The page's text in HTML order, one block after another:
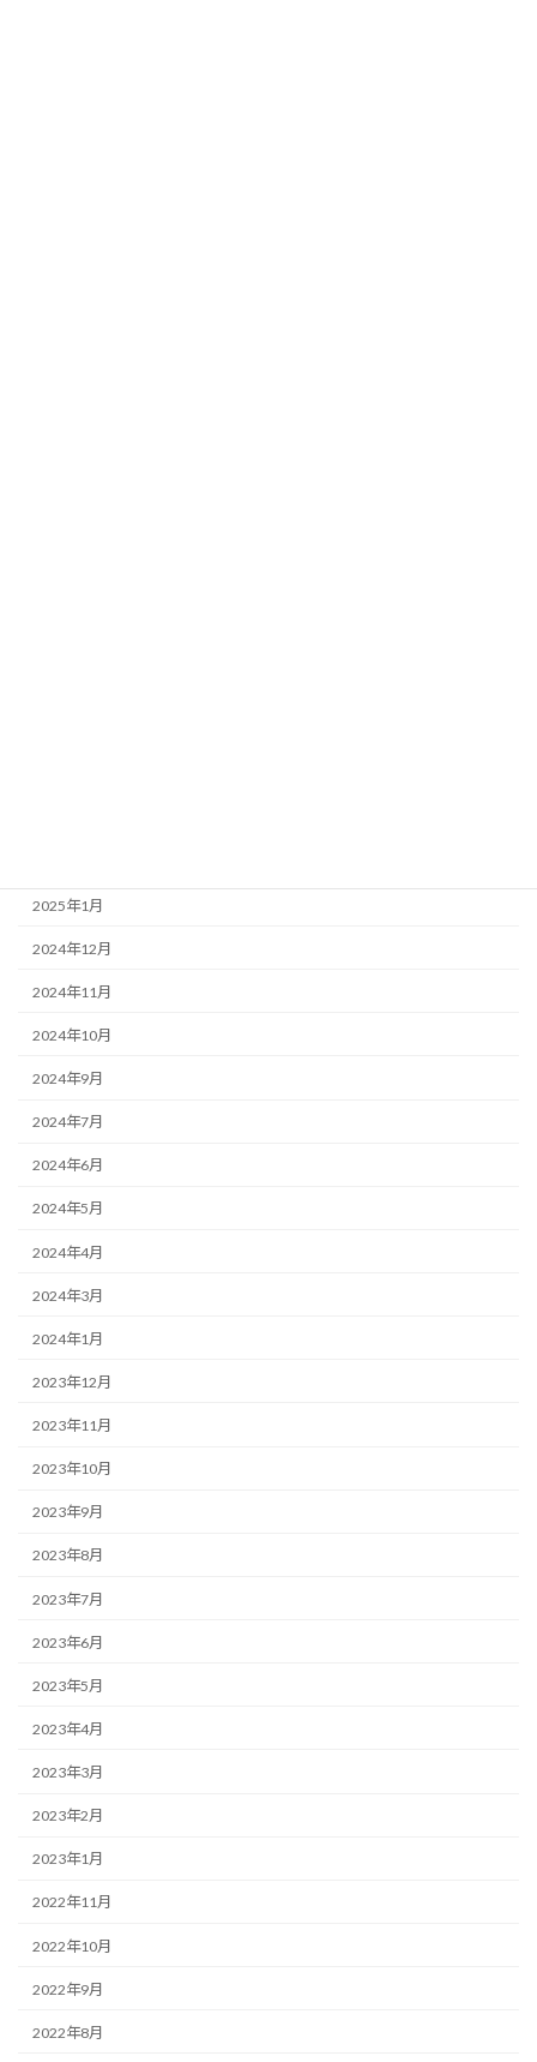
2025年1月
2024年12月
2024年11月
2024年10月
2024年9月
2024年7月
2024年6月
2024年5月
2024年4月
2024年3月
2024年1月
2023年12月
2023年11月
2023年10月
2023年9月
2023年8月
2023年7月
2023年6月
2023年5月
2023年4月
2023年3月
2023年2月
2023年1月
2022年11月
2022年10月
2022年9月
2022年8月